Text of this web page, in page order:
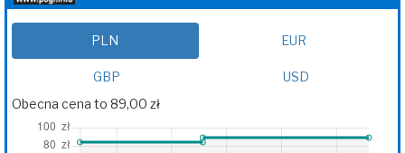
PLN EUR
GBP
USD
Obecna cena to 89,00 zł